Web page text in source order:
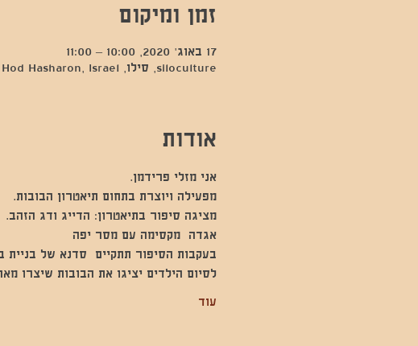
זמן ומיקום
17 באוג׳ 2020, 10:00 – 11:00
siloculture, סילו, Hod Hasharon, Israel
אודות
אני מזלי פרידמן.
מפעילה ויוצרת בתחום תיאטרון הבובות.
מציגה סיפור בתיאטרון: הדייג ודג הזהב.
אגדה  מקסימה עם מסר יפה
בעקבות הסיפור תתקיים  סדנא של בניית
לסיום הילדים יציגו את הבובות שיצרו
עוד